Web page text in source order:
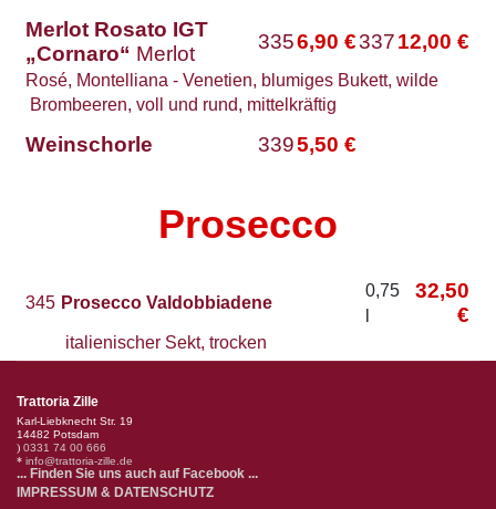
Merlot Rosato IGT
„Cornaro“ Merlot
3356,90 €33712,00 €
Rosé, Montelliana - Venetien, blumiges Bukett, wilde
Brombeeren, voll und rund, mittelkräftig
Weinschorle 3395,50 €
Prosecco
345 Prosecco Valdobbiadene
0,75
32,50
€
italienischer Sekt, trocken
Trattoria Zille
Karl-Liebknecht Str. 19
14482 Potsdam
) 0331 74 00 666
* info@trattoria-zille.de
... Finden Sie uns auch auf Facebook ...
IMPRESSUM & DATENSCHUTZ